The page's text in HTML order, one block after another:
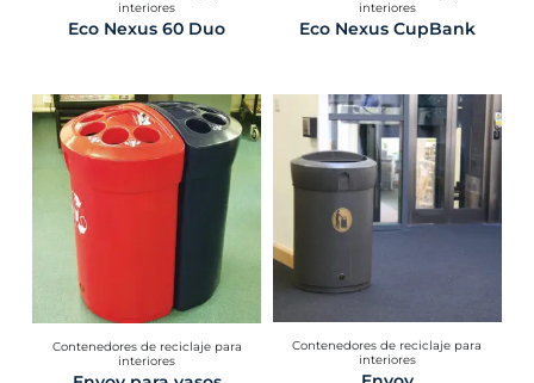
interiores
Eco Nexus 60 Duo
interiores
Eco Nexus CupBank
Contenedores de reciclaje para
interiores
Contenedores de reciclaje para
interiores